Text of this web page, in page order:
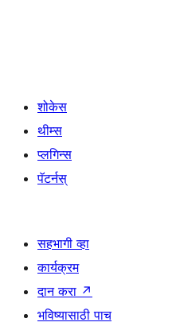
शोकेस
थीम्स
प्लगिन्स
पॅटर्नस्
सहभागी व्हा
कार्यक्रम
दान करा ↗
भविष्यासाठी पाच